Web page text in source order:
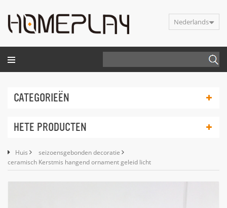
Nederlands
CATEGORIEËN
HETE PRODUCTEN
Huis
seizoensgebonden decoratie
ceramisch Kerstmis hangend ornament geleid licht